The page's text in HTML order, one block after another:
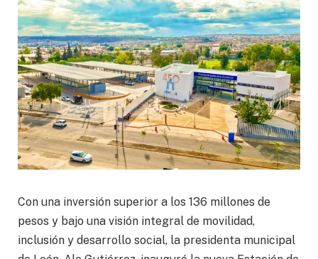
Con una inversión superior a los 136 millones de
pesos y bajo una visión integral de movilidad,
inclusión y desarrollo social, la presidenta municipal